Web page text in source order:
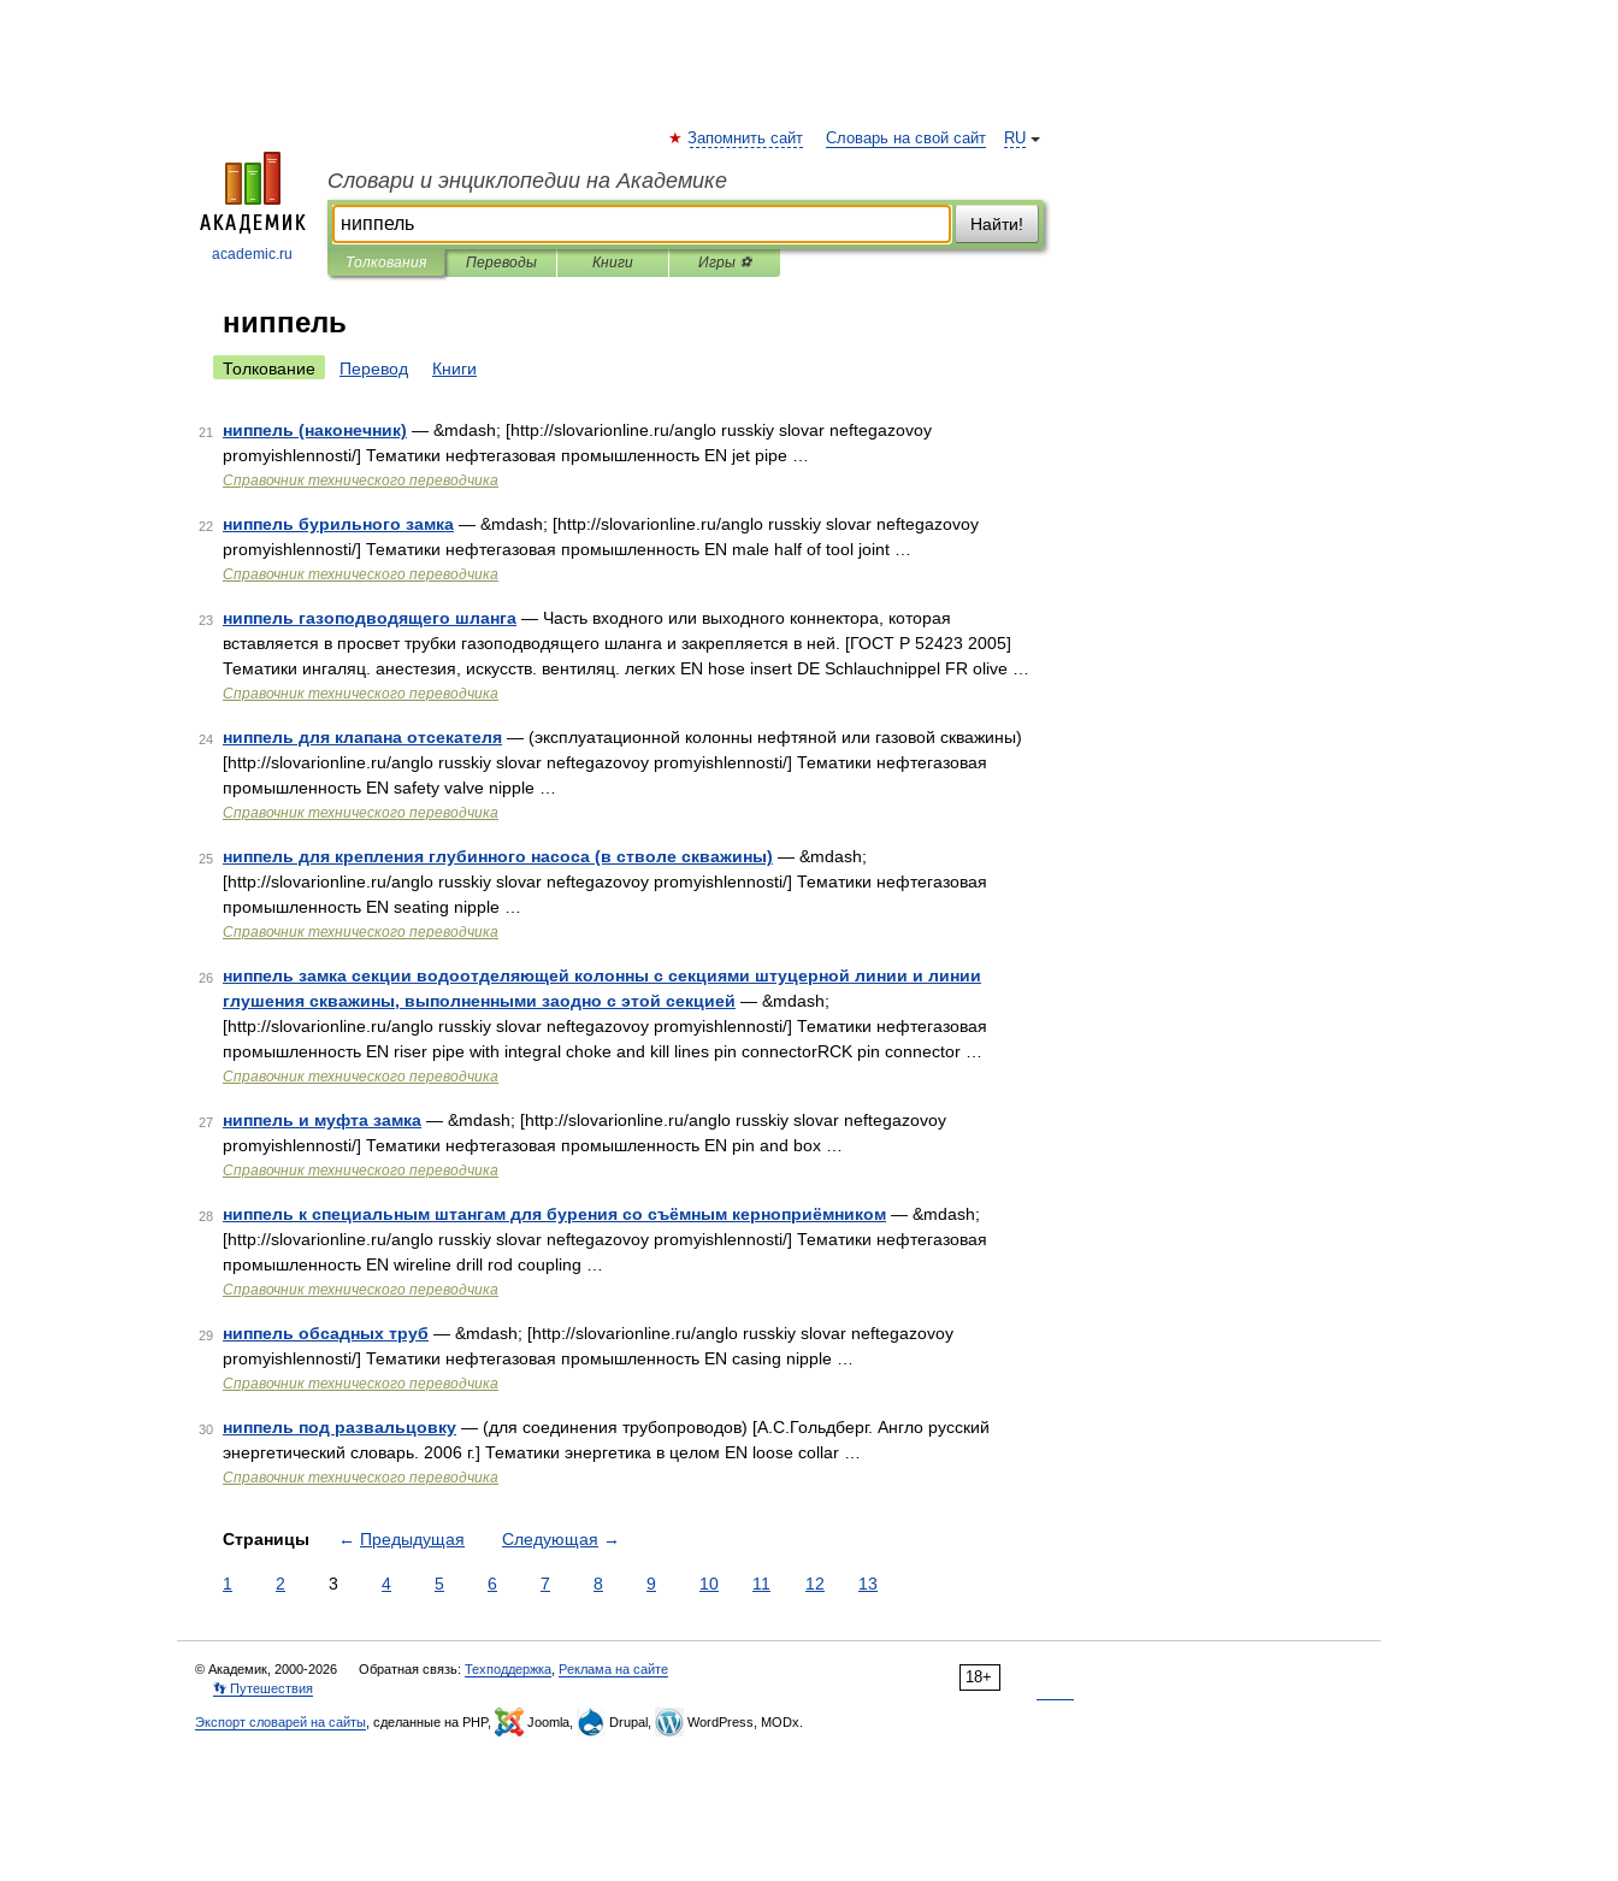
academic.ru
RU
Запомнить сайт Словарь на свой сайт
Словари и энциклопедии на Академике
Найти!
Толкования Переводы Книги Игры ⚽
ниппель
Толкование Перевод Книги
21 ниппель (наконечник) — &mdash; [http://slovarionline.ru/anglo russkiy slovar neftegazovoy
promyishlennosti/] Тематики нефтегазовая промышленность EN jet pipe …
Справочник технического переводчика
22 ниппель бурильного замка — &mdash; [http://slovarionline.ru/anglo russkiy slovar neftegazovoy
promyishlennosti/] Тематики нефтегазовая промышленность EN male half of tool joint …
Справочник технического переводчика
23 ниппель газоподводящего шланга — Часть входного или выходного коннектора, которая
вставляется в просвет трубки газоподводящего шланга и закрепляется в ней. [ГОСТ Р 52423 2005]
Тематики ингаляц. анестезия, искусств. вентиляц. легких EN hose insert DE Schlauchnippel FR olive …
Справочник технического переводчика
24 ниппель для клапана отсекателя — (эксплуатационной колонны нефтяной или газовой скважины)
[http://slovarionline.ru/anglo russkiy slovar neftegazovoy promyishlennosti/] Тематики нефтегазовая
промышленность EN safety valve nipple …
Справочник технического переводчика
25 ниппель для крепления глубинного насоса (в стволе скважины) — &mdash;
[http://slovarionline.ru/anglo russkiy slovar neftegazovoy promyishlennosti/] Тематики нефтегазовая
промышленность EN seating nipple …
Справочник технического переводчика
26
ниппель замка секции водоотделяющей колонны с секциями штуцерной линии и линии
глушения скважины, выполненными заодно с этой секцией — &mdash;
[http://slovarionline.ru/anglo russkiy slovar neftegazovoy promyishlennosti/] Тематики нефтегазовая
промышленность EN riser pipe with integral choke and kill lines pin connectorRCK pin connector …
Справочник технического переводчика
27 ниппель и муфта замка — &mdash; [http://slovarionline.ru/anglo russkiy slovar neftegazovoy
promyishlennosti/] Тематики нефтегазовая промышленность EN pin and box …
Справочник технического переводчика
28 ниппель к специальным штангам для бурения со съёмным керноприёмником — &mdash;
[http://slovarionline.ru/anglo russkiy slovar neftegazovoy promyishlennosti/] Тематики нефтегазовая
промышленность EN wireline drill rod coupling …
Справочник технического переводчика
29 ниппель обсадных труб — &mdash; [http://slovarionline.ru/anglo russkiy slovar neftegazovoy
promyishlennosti/] Тематики нефтегазовая промышленность EN casing nipple …
Справочник технического переводчика
30 ниппель под развальцовку — (для соединения трубопроводов) [А.С.Гольдберг. Англо русский
энергетический словарь. 2006 г.] Тематики энергетика в целом EN loose collar …
Справочник технического переводчика
Страницы ← Предыдущая Следующая →
1 2 3 4 5 6 7 8 9 10 11 12 13
18+
© Академик, 2000-2026 Обратная связь: Техподдержка Реклама на сайте
👣 Путешествия
Экспорт словарей на сайты , сделанные на PHP, Joomla, Drupal, WordPress, MODx.